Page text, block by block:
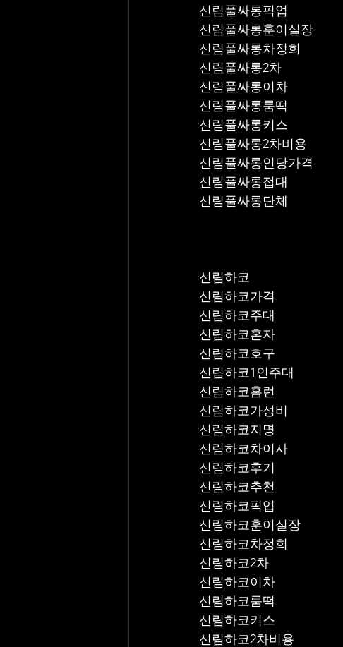
신림풀싸롱훈이실장
신림풀싸롱차정희
신림풀싸롱2차
신림풀싸롱이차
신림풀싸롱룸떡
신림풀싸롱키스
신림풀싸롱2차비용
신림풀싸롱인당가격
신림풀싸롱접대
신림풀싸롱단체
신림하코
신림하코가격
신림하코주대
신림하코혼자
신림하코호구
신림하코1인주대
신림하코홈런
신림하코가성비
신림하코지명
신림하코차이사
신림하코후기
신림하코추천
신림하코훈이실장
신림하코차정희
신림하코2차
신림하코이차
신림하코룸떡
신림하코키스
신림하코2차비용